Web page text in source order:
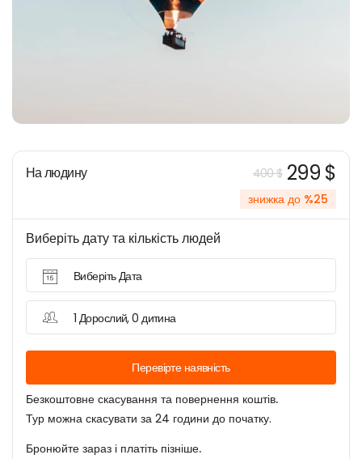
На людину 400 $ 299 $
знижка до %25
Виберіть дату та кількість людей
Виберіть Дата
1 Дорослий, 0 дитина
Перевірте наявність
Безкоштовне скасування та повернення коштів.
Тур можна скасувати за 24 години до початку.
Бронюйте зараз і платіть пізніше.